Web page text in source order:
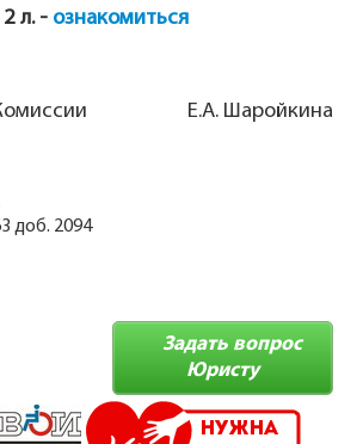
л. - ознакомиться
Е.А. Шаройкина
доб. 2094
Задать вопрос
Юристу